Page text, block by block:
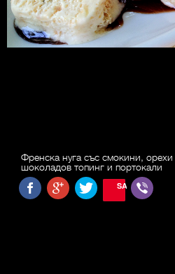
Френска нуга със смокини,
шоколадов топинг и портокали
SAVE